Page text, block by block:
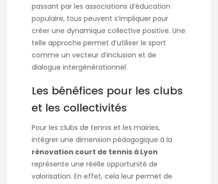
passant par les associations d’éducation
populaire, tous peuvent s’impliquer pour
créer une dynamique collective positive. Une
telle approche permet d’utiliser le sport
comme un vecteur d’inclusion et de
dialogue intergénérationnel.
Les bénéfices pour les clubs
et les collectivités
Pour les clubs de tennis et les mairies,
intégrer une dimension pédagogique à la
rénovation court de tennis à Lyon
représente une réelle opportunité de
valorisation. En effet, cela leur permet de